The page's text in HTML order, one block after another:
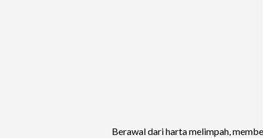
Berawal dari harta melimpah,